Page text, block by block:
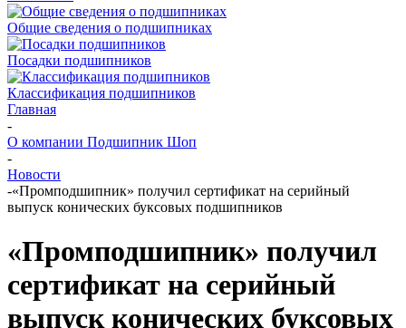
Общие сведения о подшипниках
Посадки подшипников
Классификация подшипников
Главная
-
О компании Подшипник Шоп
-
Новости
-«Промподшипник» получил сертификат на серийный
выпуск конических буксовых подшипников
«Промподшипник» получил
сертификат на серийный
выпуск конических буксовых